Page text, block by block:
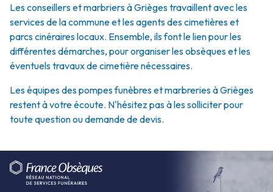
Les conseillers et marbriers à Grièges travaillent avec les
services de la commune et les agents des cimetières et
parcs cinéraires locaux. Ensemble, ils font le lien pour les
différentes démarches, pour organiser les obsèques et les
éventuels travaux de cimetière nécessaires.
Les équipes des pompes funèbres et marbreries à Grièges
restent à votre écoute. N'hésitez pas à les solliciter pour
toute question ou demande de devis.